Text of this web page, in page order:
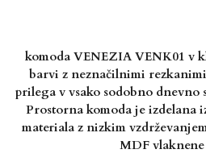
komoda VENEZIA VENK01 v
barvi z neznačilnimi
prilega v vsako sodobno
Prostorna komoda je izdelana
materiala z nizkim
MDF vlaknene